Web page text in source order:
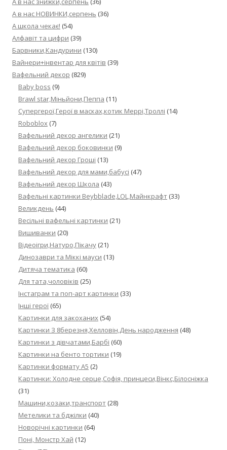
А в нас НОВИНКИ,серпень (36)
А школа чекає! (54)
Алфавіт та цифри (39)
Барвники,Кандурини (130)
Вайнери+інвентар для квітів (39)
Вафельний декор (829)
Baby boss (9)
Brawl star,Міньйони,Пеппа (11)
Cупергерої,Герої в масках,котик Меррі,Троллі (14)
Roboblox (7)
Вафельний декор ангелики (21)
Вафельний декор боковинки (9)
Вафельний декор Гроші (13)
Вафельний декор для мами,бабусі (47)
Вафельний декор Школа (43)
Вафельні картинки Beybblade,LOL,Майнкрафт (33)
Великдень (44)
Весільні вафельні картинки (21)
Вишиванки (20)
Відеоігри,Натуро,Пікачу (21)
Динозаври та Міккі мауси (13)
Дитяча тематика (60)
Для тата,чоловіків (25)
Інстаграм та поп-арт картинки (33)
Інші герої (65)
Картинки для закоханих (54)
Картинки З 8березня,Хелловін,День народження (48)
Картинки з дівчатами,Барбі (60)
Картинки на бенто тортики (19)
Картинки формату А5 (2)
Картинки: Холодне серце,Софія, принцеси,Вінкс,Білосніжка
(31)
Машини,козаки,транспорт (28)
Метелики та бджілки (40)
Новорічні картинки (64)
Поні, Монстр Хай (12)